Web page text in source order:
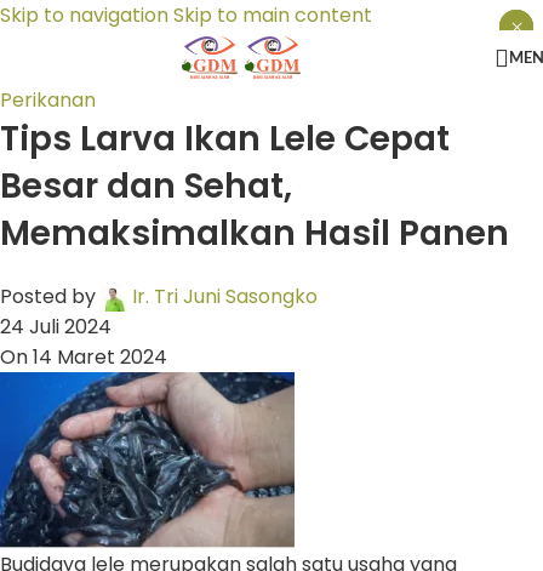
Skip to navigationSkip to main content
Perikanan
Tips Larva Ikan Lele Cepat
Besar dan Sehat,
Memaksimalkan Hasil Panen
Posted by
Ir. Tri Juni Sasongko
24 Juli 2024
On 14 Maret 2024
Budidaya lele merupakan salah satu usaha yang
×
×
×